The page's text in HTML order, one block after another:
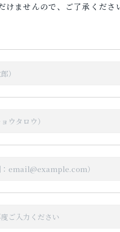
ませんので、ご了承くださ